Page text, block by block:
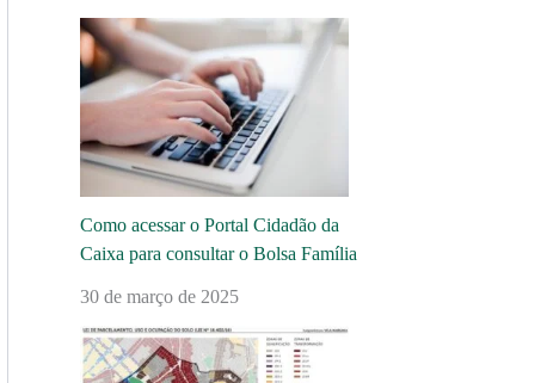
Como acessar o Portal Cidadão da
Caixa para consultar o Bolsa Família
30 de março de 2025